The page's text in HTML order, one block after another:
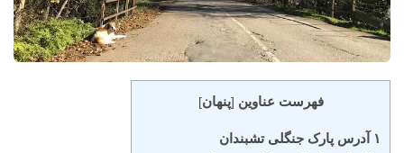
فهرست عناوین [پنهان]
۱ آدرس پارک جنگلی تشبندان